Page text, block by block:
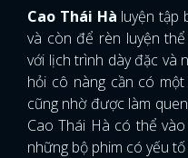
Cao Thái Hà luyện tập
và còn để rèn luyện
với lịch trình dày đặc và
hỏi cô nàng cần có
cũng nhờ được làm
Cao Thái Hà có thể
những bộ phim có yếu tố